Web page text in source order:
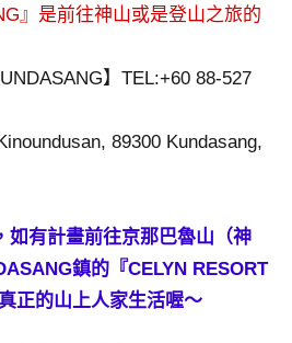
』是前往神山或是登山之旅的
】TEL:+60 88-527
89300 Kundasang,
如有計畫前往京那巴魯山（神
鎮的『CELYN RESORT
正的山上人家生活喔～